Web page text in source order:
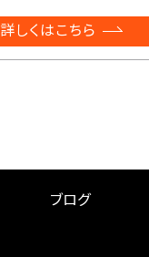
詳しくはこちら
ブログ